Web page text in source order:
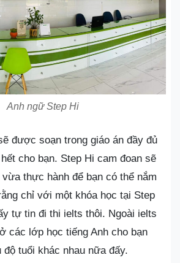
Anh ngữ Step Hi
được soạn trong giáo án đầy đủ
cho bạn. Step Hi cam đoan sẽ
thực hành để bạn có thể nắm
chỉ với một khóa học tại Step
tự tin đi thi ielts thôi. Ngoài ielts
các lớp học tiếng Anh cho bạn
độ tuổi khác nhau nữa đấy.